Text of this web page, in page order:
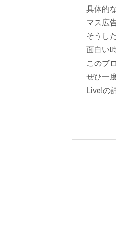
具体的
マス広
そうし
面白い
このブ
ぜひ一
Live!の